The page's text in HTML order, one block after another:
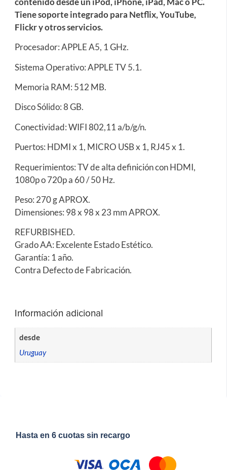
Tiene soporte integrado para Netflix, YouTube,
Flickr y otros servicios.
Procesador: APPLE A5, 1 GHz.
Sistema Operativo: APPLE TV 5.1.
Memoria RAM: 512 MB.
Disco Sólido: 8 GB.
Conectividad: WIFI 802,11 a/b/g/n.
Puertos: HDMI x 1, MICRO USB x 1, RJ45 x 1.
Requerimientos: TV de alta definición con HDMI,
1080p o 720p a 60 / 50 Hz.
Peso: 270 g APROX.
Dimensiones: 98 x 98 x 23 mm APROX.
REFURBISHED.
Grado AA: Excelente Estado Estético.
Garantía: 1 año.
Contra Defecto de Fabricación.
Información adicional
desde
Uruguay
Hasta en 6 cuotas sin recargo